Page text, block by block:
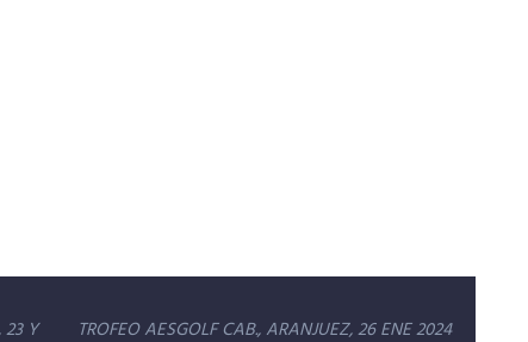
23 Y
TROFEO AESGOLF CAB., ARANJUEZ, 26 ENE 2024